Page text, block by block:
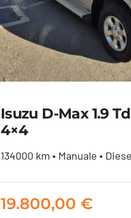
Isuzu D-Max 1.9
4×4
134000 km • Manuale •
19.800,00 €